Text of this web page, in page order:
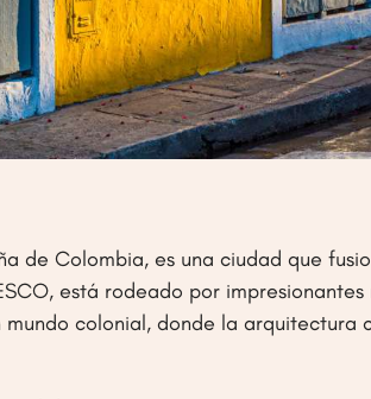
de Colombia, es una ciudad que
está rodeado por
mundo colonial, donde la